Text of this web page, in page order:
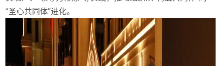
“圣心共同体”进化。